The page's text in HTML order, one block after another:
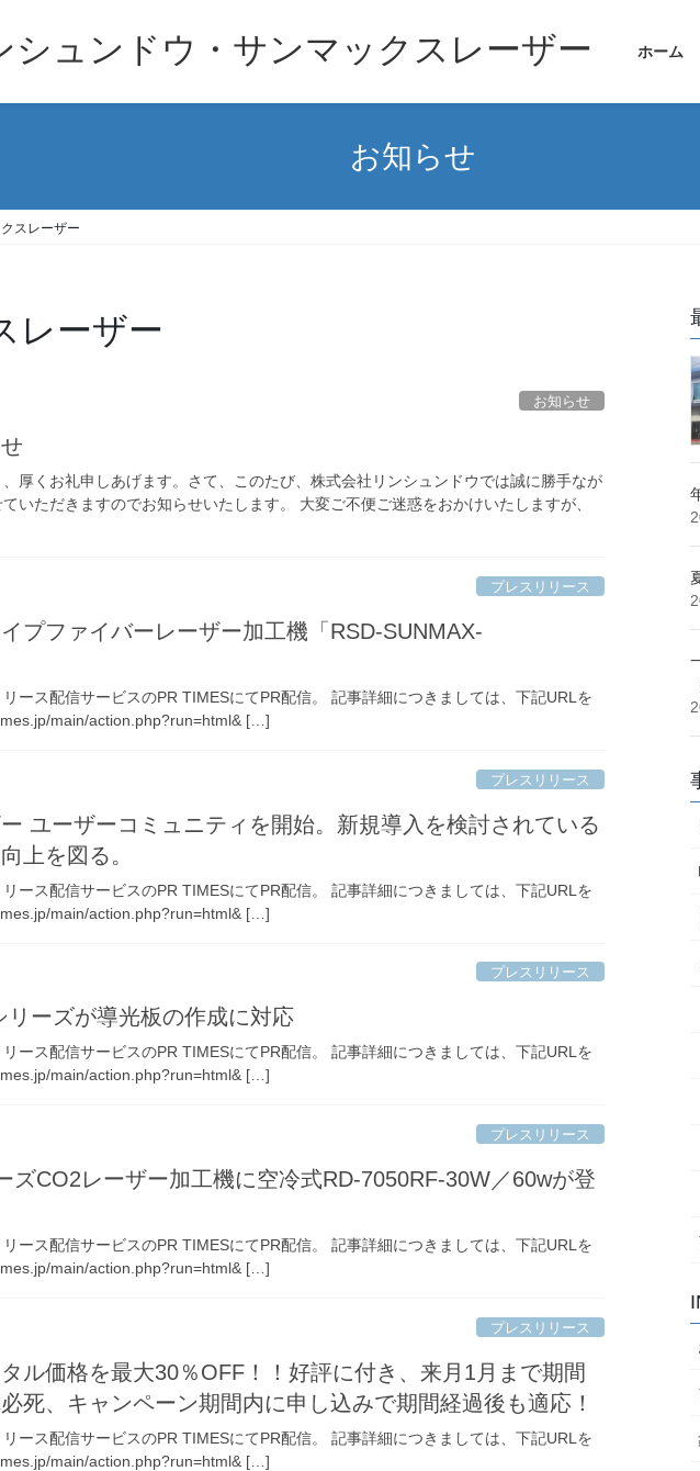
シュンドウ・サンマックスレーザー ホーム
お知らせ
スレーザー
レーザー
お知らせ
厚くお礼申しあげます。さて、このたび、株式会社リンシュンドウでは誠に勝手なが
いただきますのでお知らせいたします。 大変ご不便ご迷惑をおかけいたしますが、
プレスリリース
プファイバーレーザー加工機「RSD-SUNMAX-
ース配信サービスのPR TIMESにてPR配信。 記事詳細につきましては、下記URLを
main/action.php?run=html& […]
プレスリリース
ユーザーコミュニティを開始。新規導入を検討されている
上を図る。
ース配信サービスのPR TIMESにてPR配信。 記事詳細につきましては、下記URLを
main/action.php?run=html& […]
プレスリリース
リーズが導光板の作成に対応
ース配信サービスのPR TIMESにてPR配信。 記事詳細につきましては、下記URLを
main/action.php?run=html& […]
プレスリリース
ズCO2レーザー加工機に空冷式RD-7050RF-30W／60wが登
ース配信サービスのPR TIMESにてPR配信。 記事詳細につきましては、下記URLを
main/action.php?run=html& […]
プレスリリース
ル価格を最大30％OFF！！好評に付き、来月1月まで期間
死、キャンペーン期間内に申し込みで期間経過後も適応！
ース配信サービスのPR TIMESにてPR配信。 記事詳細につきましては、下記URLを
main/action.php?run=html& […]